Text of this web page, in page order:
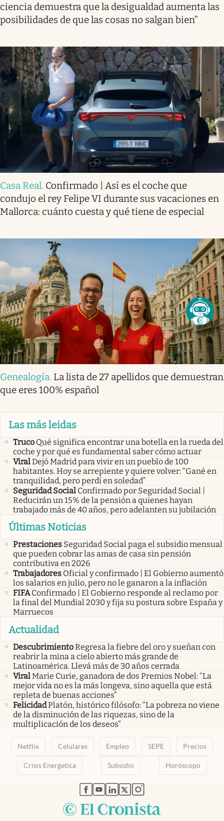
ciencia demuestra que la desigualdad aumenta las
posibilidades de que las cosas no salgan bien”
Casa Real. Confirmado | Así es el coche que
condujo el rey Felipe VI durante sus vacaciones en
Mallorca: cuánto cuesta y qué tiene de especial
Genealogía. La lista de 27 apellidos que demuestran
que eres 100% español
Las más leidas
Truco Qué significa encontrar una botella en la rueda del
coche y por qué es fundamental saber cómo actuar
ViralDejó Madrid para vivir en un pueblo de 100
habitantes. Hoy se arrepiente y quiere volver: “Gané en
tranquilidad, pero perdí en soledad”
Seguridad Social Confirmado por Seguridad Social |
Reducirán un 15% de la pensión a quienes hayan
trabajado más de 40 años, pero adelanten su jubilación
Últimas Noticias
Prestaciones Seguridad Social paga el subsidio mensual
que pueden cobrar las amas de casa sin pensión
contributiva en 2026
Trabajadores Oficial y confirmado | El Gobierno aumentó
los salarios en julio, pero no le ganaron a la inflación
FIFA Confirmado | El Gobierno responde al reclamo por
la final del Mundial 2030 y fija su postura sobre España y
Marruecos
Actualidad
DescubrimientoRegresa la fiebre del oro y sueñan con
reabrir la mina a cielo abierto más grande de
Latinoamérica. Llevá más de 30 años cerrada
ViralMarie Curie, ganadora de dos Premios Nobel: “La
mejor vida no es la más longeva, sino aquella que está
repleta de buenas acciones”
FelicidadPlatón, histórico filósofo: “La pobreza no viene
de la disminución de las riquezas, sino de la
multiplicación de los deseos”
Netflix Celulares Empleo SEPE Precios
Crisis Energetica Subsidio Horóscopo
abre en nueva pestaña
abre en nueva pestaña
abre en nueva pestaña
abre en nueva pestaña
abre en nueva pestaña